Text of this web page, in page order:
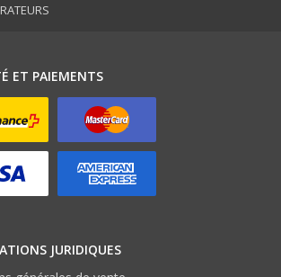
ET PAIEMENTS
JURIDIQUES